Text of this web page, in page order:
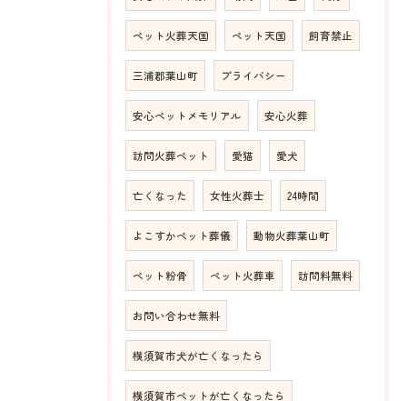
ペット火葬天国 ペット天国 飼育禁止
三浦郡葉山町 プライバシー
安心ペットメモリアル 安心火葬
訪問火葬ペット 愛猫 愛犬
亡くなった 女性火葬士 24時間
よこすかペット葬儀 動物火葬葉山町
ペット粉骨 ペット火葬車 訪問料無料
お問い合わせ無料
横須賀市犬が亡くなったら
横須賀市ペットが亡くなったら